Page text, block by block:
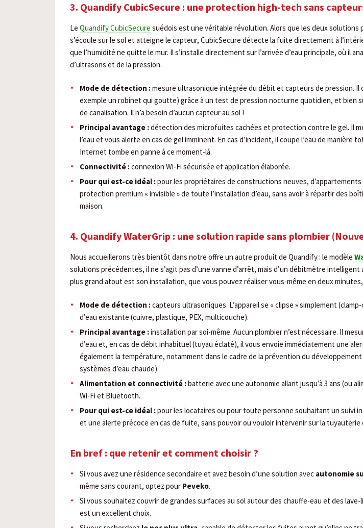
3. Quandify CubicSecure : une protection high-tech sans
Le Quandify CubicSecure suédois est une véritable révolution. Alors que les deux solutions
s’écoule sur le sol et atteigne le capteur, CubicSecure détecte la fuite directement à
que l’humidité ne quitte le mur. Il s’installe directement sur l’arrivée d’eau principale, où il
d’ultrasons et de la pression.
Mode de détection :mesure ultrasonique intégrée du débit et capteurs de pression.
exemple un robinet qui goutte) grâce à un test de pression nocturne quotidien, et bien
de canalisation. Il n’a besoin d’aucun capteur au sol !
Principal avantage :détection des microfuites cachées et protection contre le gel. Il
l’eau et vous alerte en cas de gel imminent. En cas d’incident, il coupe l’eau de manière
Internet tombe en panne à ce moment-là.
Connectivité :connexion Wi-Fi sécurisée et application élaborée.
Pour qui est-ce idéal :pour les propriétaires de constructions neuves,
protection premium « invisible » de toute l’installation d’eau, sans avoir à répartir des
maison.
4. Quandify WaterGrip : une solution rapide sans plombier
Nous accueillerons très bientôt dans notre offre un autre produit de Quandify : le modèle
solutions précédentes, il ne s’agit pas d’une vanne d’arrêt, mais d’un débitmètre
plus grand atout est son installation, que vous pouvez réaliser vous-même en deux
Mode de détection :capteurs ultrasoniques. L’appareil se « clipse » simplement
d’eau existante (cuivre, plastique, PEX, multicouche).
Principal avantage :installation par soi-même. Aucun plombier n’est nécessaire. Il
d’eau et, en cas de débit inhabituel (tuyau éclaté), il vous envoie immédiatement une
également la température, notamment dans le cadre de la prévention du
systèmes d’eau chaude).
Alimentation et connectivité :batterie avec une autonomie allant jusqu’à 3 ans (ou
Wi-Fi et Bluetooth.
Pour qui est-ce idéal :pour les locataires ou pour toute personne souhaitant un suivi
et une alerte précoce en cas de fuite, sans pouvoir ou vouloir intervenir sur la tuyauterie
En bref : que retenir et comment choisir ?
Si vous avez une résidence secondaire et avez besoin d’une solution avec autonomie
même sans courant, optez pour Peveko.
Si vous souhaitez couvrir de grandes surfaces au sol autour des chauffe-eau et des lave-
est un excellent choix.